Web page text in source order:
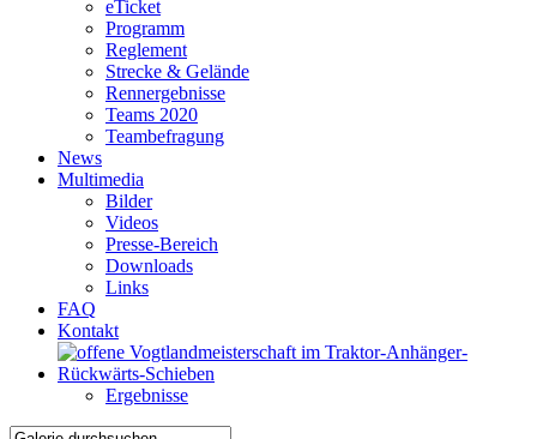
eTicket
Programm
Reglement
Strecke & Gelände
Rennergebnisse
Teams 2020
Teambefragung
News
Multimedia
Bilder
Videos
Presse-Bereich
Downloads
Links
FAQ
Kontakt
Ergebnisse